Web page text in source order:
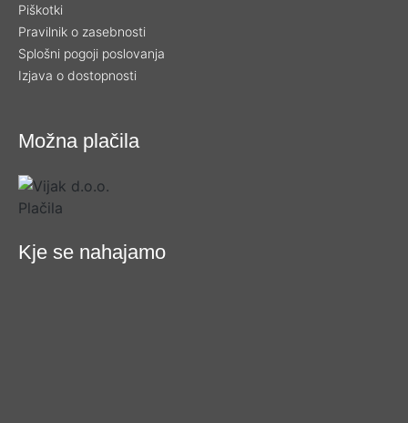
Piškotki
Pravilnik o zasebnosti
Splošni pogoji poslovanja
Izjava o dostopnosti
Možna plačila
Kje se nahajamo